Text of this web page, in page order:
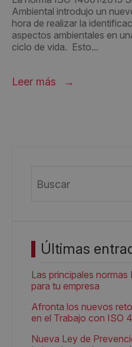
Ambiental introdujo un
hora de realizar la
aspectos ambientales en
ciclo de vida. Esto...
Leer más
Últimas
Las principales
para tu empresa
Afronta los nuevos
en el Trabajo con ISO
Nueva Ley de